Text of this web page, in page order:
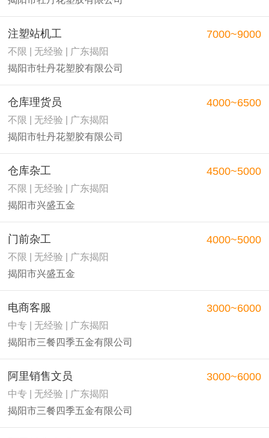
注塑站机工
不限 | 无经验 | 广东揭阳
揭阳市牡丹花塑胶有限公司
7000~9000
仓库理货员
不限 | 无经验 | 广东揭阳
揭阳市牡丹花塑胶有限公司
4000~6500
仓库杂工
不限 | 无经验 | 广东揭阳
揭阳市兴盛五金
4500~5000
门前杂工
不限 | 无经验 | 广东揭阳
揭阳市兴盛五金
4000~5000
电商客服
中专 | 无经验 | 广东揭阳
揭阳市三餐四季五金有限公司
3000~6000
阿里销售文员
中专 | 无经验 | 广东揭阳
揭阳市三餐四季五金有限公司
3000~6000